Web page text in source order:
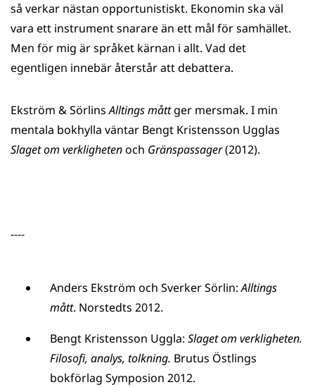
så verkar nästan opportunistiskt. Ekonomin ska väl
vara ett instrument snarare än ett mål för samhället.
Men för mig är språket kärnan i allt. Vad det
egentligen innebär återstår att debattera.
Ekström & SörlinsAlltings måttger mersmak. I min
mentala bokhylla väntar Bengt Kristensson Ugglas
Slaget om verklighetenoch Gränspassager(2012).
----
Anders Ekström och Sverker Sörlin:Alltings
mått. Norstedts 2012.
Bengt Kristensson Uggla: Slaget om verkligheten.
Filosofi, analys, tolkning. Brutus Östlings
bokförlag Symposion 2012.